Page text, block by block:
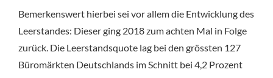
Bemerkenswert hierbei sei vor allem die Entwicklung des
Leerstandes: Dieser ging 2018 zum achten Mal in Folge
zurück. Die Leerstandsquote lag bei den grössten 127
Büromärkten Deutschlands im Schnitt bei 4,2 Prozent